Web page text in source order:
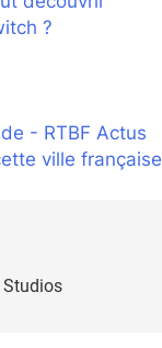
?
- RTBF Actus
ville française
Studios